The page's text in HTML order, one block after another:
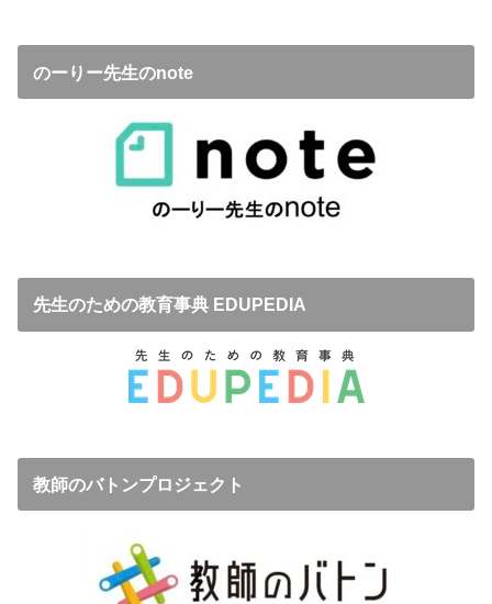
のーりー先生のnote
先生のための教育事典 EDUPEDIA
教師のバトンプロジェクト